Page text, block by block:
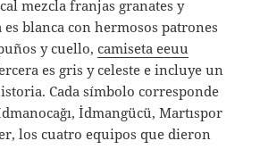
mezcla franjas granates y
blanca con hermosos patrones
y cuello,camiseta eeuu
es gris y celeste e incluye un
Cada símbolo corresponde
İdmangücü, Martıspor
los cuatro equipos que dieron